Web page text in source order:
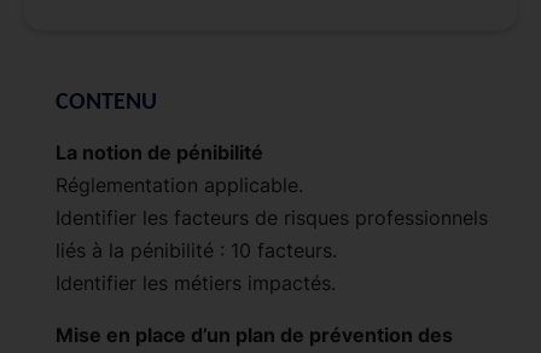
CONTENU
La notion de pénibilité
Réglementation applicable.
Identifier les facteurs de risques professionnels
liés à la pénibilité : 10 facteurs.
Identifier les métiers impactés.
Mise en place d’un plan de prévention des